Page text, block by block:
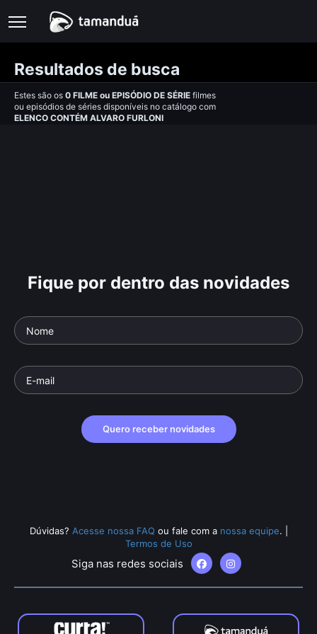
Resultados de busca
Estes são os 0 FILME ou EPISÓDIO DE SÉRIE filmes
ou episódios de séries disponíveis no catálogo com
ELENCO CONTÉM ALVARO FURLONI
Fique por dentro das novidades
Quero receber novidades
Dúvidas? Acesse nossa FAQ ou fale com a nossa equipe.
Termos de Uso
Siga nas redes sociais